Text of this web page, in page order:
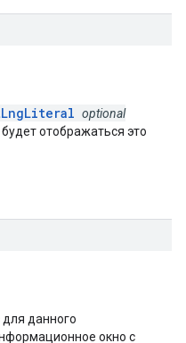
optional
отображаться это
данного
окно с